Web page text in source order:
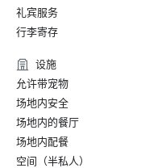
礼宾服务
行李寄存
设施
允许带宠物
场地内安全
场地内的餐厅
场地内配餐
空间（半私人）